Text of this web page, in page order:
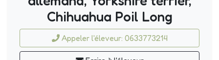
Chihuahua Poil Long
Appeler l'éleveur: 0633773214